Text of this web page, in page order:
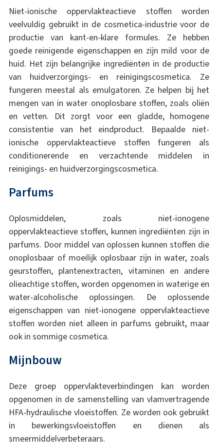
Niet-ionische oppervlakteactieve stoffen worden
veelvuldig gebruikt in de cosmetica-industrie voor de
productie van kant-en-klare formules. Ze hebben
goede reinigende eigenschappen en zijn mild voor de
huid. Het zijn belangrijke ingrediënten in de productie
van huidverzorgings- en reinigingscosmetica. Ze
fungeren meestal als emulgatoren. Ze helpen bij het
mengen van in water onoplosbare stoffen, zoals oliën
en vetten. Dit zorgt voor een gladde, homogene
consistentie van het eindproduct. Bepaalde niet-
ionische oppervlakteactieve stoffen fungeren als
conditionerende en verzachtende middelen in
reinigings- en huidverzorgingscosmetica.
Parfums
Oplosmiddelen, zoals niet-ionogene
oppervlakteactieve stoffen, kunnen ingrediënten zijn in
parfums. Door middel van oplossen kunnen stoffen die
onoplosbaar of moeilijk oplosbaar zijn in water, zoals
geurstoffen, plantenextracten, vitaminen en andere
olieachtige stoffen, worden opgenomen in waterige en
water-alcoholische oplossingen. De oplossende
eigenschappen van niet-ionogene oppervlakteactieve
stoffen worden niet alleen in parfums gebruikt, maar
ook in sommige cosmetica.
Mijnbouw
Deze groep oppervlakteverbindingen kan worden
opgenomen in de samenstelling van vlamvertragende
HFA-hydraulische vloeistoffen. Ze worden ook gebruikt
in bewerkingsvloeistoffen en dienen als
smeermiddelverbeteraars.